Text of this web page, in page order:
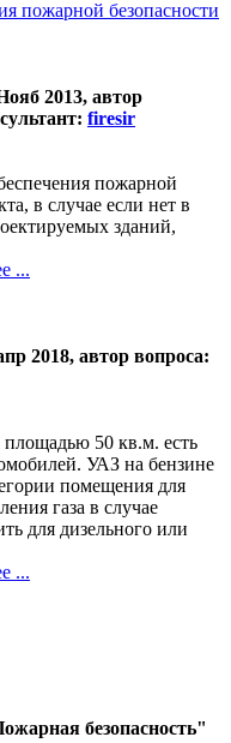
пожарной безопасности
2013, автор
firesir
пожарной
в случае если нет в
зданий,
...
2018, автор вопроса:
50 кв.м. есть
УАЗ на бензине
помещения для
газа в случае
для дизельного или
...
безопасность"